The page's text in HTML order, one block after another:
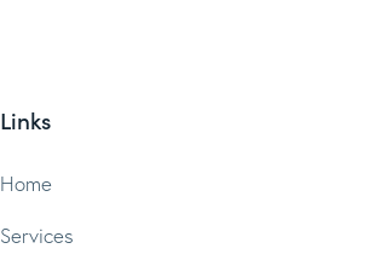
Links
Home
Services